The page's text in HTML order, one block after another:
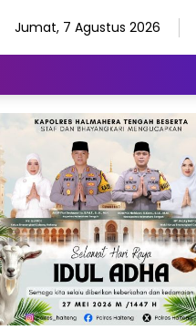
Jumat, 7 Agustus 2026